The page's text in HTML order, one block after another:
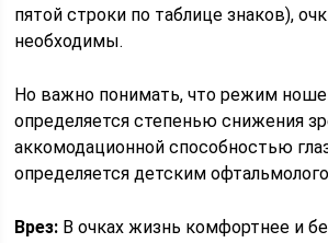
пятой строки по таблице знаков),
необходимы.
Но важно понимать, что режим
определяется степенью снижения
аккомодационной способностью
определяется детским
Врез: В очках жизнь комфортнее и